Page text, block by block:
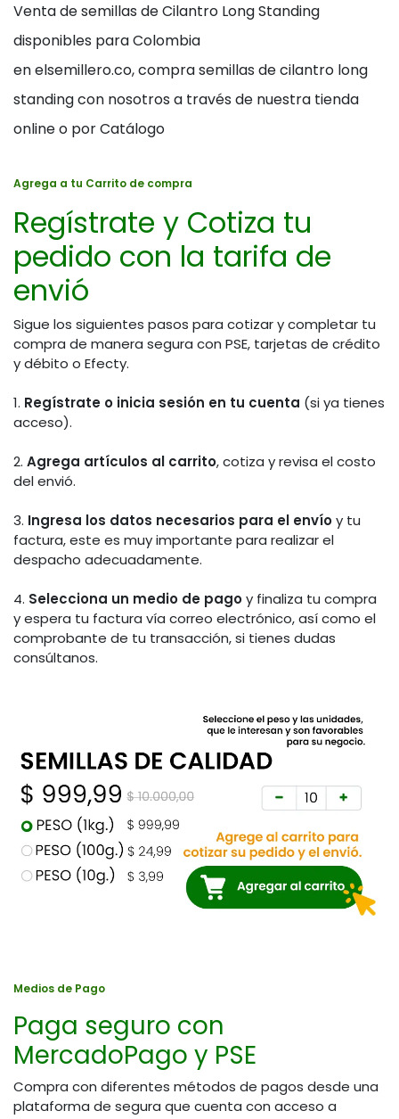
Venta de semillas de Cilantro Long Standing
disponibles para Colombia
en elsemillero.co, compra semillas de cilantro long
standing con nosotros a través de nuestra tienda
online o por Catálogo
Agrega a tu Carrito de compra
Regístrate y Cotiza tu
pedido con la tarifa de
envió
Sigue los siguientes pasos para cotizar y completar tu
compra de manera segura con PSE, tarjetas de crédito
y débito o Efecty.
1. Regístrate o inicia sesión en tu cuenta (si ya tienes
acceso).
2. Agrega artículos al carrito, cotiza y revisa el costo
del envió.
3. Ingresa los datos necesarios para el envíoy tu
factura, este es muy importante para realizar el
despacho adecuadamente.
4. Selecciona un medio de pagoy finaliza tu compra
y espera tu factura vía correo electrónico, así como el
comprobante de tu transacción, si tienes dudas
consúltanos.
Medios de Pago
Paga seguro con
MercadoPago y PSE
Compra con diferentes métodos de pagos desde una
plataforma de segura que cuenta con acceso a